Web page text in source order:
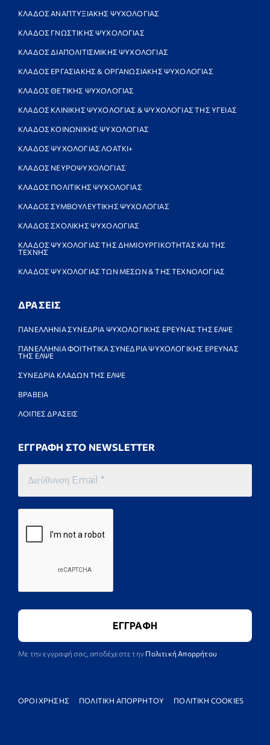
ΚΛΑΔΟΣ ΑΝΑΠΤΥΞΙΑΚΗΣ ΨΥΧΟΛΟΓΙΑΣ
ΚΛΑΔΟΣ ΓΝΩΣΤΙΚΗΣ ΨΥΧΟΛΟΓΙΑΣ
ΚΛΑΔΟΣ ΔΙΑΠΟΛΙΤΙΣΜΙΚΗΣ ΨΥΧΟΛΟΓΙΑΣ
ΚΛΑΔΟΣ ΕΡΓΑΣΙΑΚΗΣ & ΟΡΓΑΝΩΣΙΑΚΗΣ ΨΥΧΟΛΟΓΙΑΣ
ΚΛΑΔΟΣ ΘΕΤΙΚΗΣ ΨΥΧΟΛΟΓΙΑΣ
ΚΛΑΔΟΣ ΚΛΙΝΙΚΗΣ ΨΥΧΟΛΟΓΙΑΣ & ΨΥΧΟΛΟΓΙΑΣ ΤΗΣ ΥΓΕΙΑΣ
ΚΛΑΔΟΣ ΚΟΙΝΩΝΙΚΗΣ ΨΥΧΟΛΟΓΙΑΣ
ΚΛΑΔΟΣ ΨΥΧΟΛΟΓΙΑΣ ΛΟΑΤΚΙ+
ΚΛΑΔΟΣ ΝΕΥΡΟΨΥΧΟΛΟΓΙΑΣ
ΚΛΑΔΟΣ ΠΟΛΙΤΙΚΗΣ ΨΥΧΟΛΟΓΙΑΣ
ΚΛΑΔΟΣ ΣΥΜΒΟΥΛΕΥΤΙΚΗΣ ΨΥΧΟΛΟΓΙΑΣ
ΚΛΑΔΟΣ ΣΧΟΛΙΚΗΣ ΨΥΧΟΛΟΓΙΑΣ
ΚΛΑΔΟΣ ΨΥΧΟΛΟΓΙΑΣ ΤΗΣ ΔΗΜΙΟΥΡΓΙΚΟΤΗΤΑΣ ΚΑΙ ΤΗΣ
ΤΕΧΝΗΣ
ΚΛΑΔΟΣ ΨΥΧΟΛΟΓΙΑΣ ΤΩΝ ΜΕΣΩΝ & ΤΗΣ ΤΕΧΝΟΛΟΓΙΑΣ
ΔΡΑΣΕΙΣ
ΠΑΝΕΛΛΗΝΙΑ ΣΥΝΕΔΡΙΑ ΨΥΧΟΛΟΓΙΚΗΣ ΕΡΕΥΝΑΣ ΤΗΣ ΕΛΨΕ
ΠΑΝΕΛΛΗΝΙΑ ΦΟΙΤΗΤΙΚΑ ΣΥΝΕΔΡΙΑ ΨΥΧΟΛΟΓΙΚΗΣ ΕΡΕΥΝΑΣ
ΤΗΣ ΕΛΨΕ
ΣΥΝΕΔΡΙΑ ΚΛΑΔΩΝ ΤΗΣ ΕΛΨΕ
ΒΡΑΒΕΙΑ
ΛΟΙΠΕΣ ΔΡΑΣΕΙΣ
ΕΓΓΡΑΦΗ ΣΤΟ NEWSLETTER
Με την εγγραφή σας, αποδέχεστε την Πολιτική Απορρήτου
ΟΡΟΙ ΧΡΗΣΗΣ ΠΟΛΙΤΙΚΗ ΑΠΟΡΡΗΤΟΥ ΠΟΛΙΤΙΚΗ COOKIES